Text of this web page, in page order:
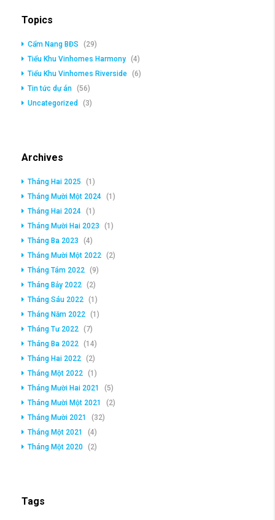
Topics
Cẩm Nang BĐS
(29)
Tiểu Khu Vinhomes Harmony (4)
Tiểu Khu Vinhomes Riverside (6)
Tin tức dự án (56)
Uncategorized
(3)
Archives
Tháng Hai 2025
(1)
Tháng Mười Một 2024 (1)
Tháng Hai 2024 (1)
Tháng Mười Hai 2023
(1)
Tháng Ba 2023
(4)
Tháng Mười Một 2022 (2)
Tháng Tám 2022 (9)
Tháng Bảy 2022 (2)
Tháng Sáu 2022 (1)
Tháng Năm 2022 (1)
Tháng Tư 2022 (7)
Tháng Ba 2022 (14)
Tháng Hai 2022 (2)
Tháng Một 2022 (1)
Tháng Mười Hai 2021
(5)
Tháng Mười Một 2021
(2)
Tháng Mười 2021
(32)
Tháng Một 2021
(4)
Tháng Một 2020 (2)
Tags